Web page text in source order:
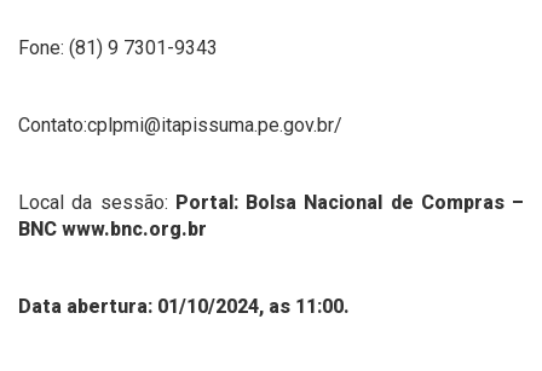
Fone: (81) 9 7301-9343
Contato:cplpmi@itapissuma.pe.gov.br/
Local da sessão: Portal: Bolsa Nacional de Compras –
BNC www.bnc.org.br
Data abertura: 01/10/2024, as 11:00.